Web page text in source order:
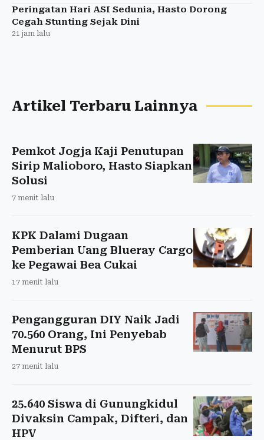
Peringatan Hari ASI Sedunia, Hasto Dorong
Cegah Stunting Sejak Dini
21 jam lalu
Artikel Terbaru Lainnya
Pemkot Jogja Kaji Penutupan
Sirip Malioboro, Hasto Siapkan
Solusi
7 menit lalu
KPK Dalami Dugaan
Pemberian Uang Blueray Cargo
ke Pegawai Bea Cukai
17 menit lalu
Pengangguran DIY Naik Jadi
70.560 Orang, Ini Penyebab
Menurut BPS
27 menit lalu
25.640 Siswa di Gunungkidul
Divaksin Campak, Difteri, dan
HPV